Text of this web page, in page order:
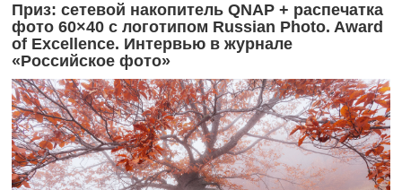
Приз: сетевой накопитель QNAP + распечатка
фото 60×40 с логотипом Russian Photo. Award
of Excellence. Интервью в журнале
«Российское фото»